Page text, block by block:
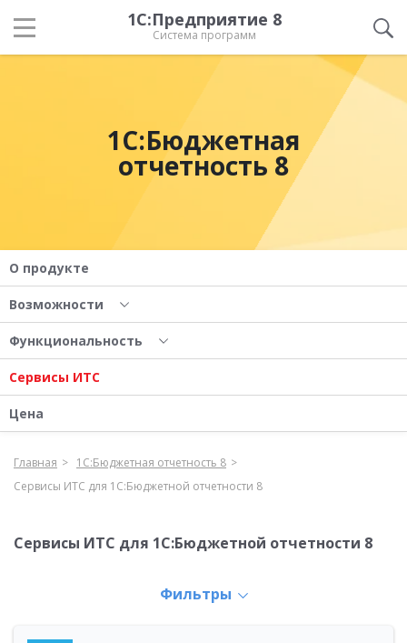
1С:Предприятие 8
Система программ
1С:Бюджетная
отчетность 8
О продукте
Возможности
Функциональность
Сервисы ИТС
Цена
Главная
1С:Бюджетная отчетность 8
Сервисы ИТС для 1С:Бюджетной отчетности 8
Сервисы ИТС для 1С:Бюджетной отчетности 8
Фильтры